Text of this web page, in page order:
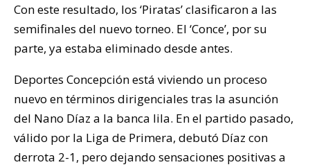
Con este resultado, los ‘Piratas’ clasificaron a las
semifinales del nuevo torneo. El ‘Conce’, por su
parte, ya estaba eliminado desde antes.
Deportes Concepción está viviendo un proceso
nuevo en términos dirigenciales tras la asunción
del Nano Díaz a la banca lila. En el partido pasado,
válido por la Liga de Primera, debutó Díaz con
derrota 2-1, pero dejando sensaciones positivas a